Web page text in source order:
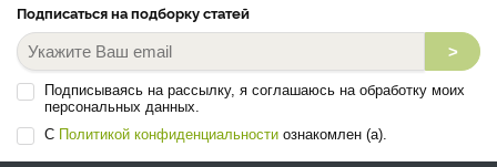
Подписаться на подборку статей
>
Подписываясь на рассылку, я соглашаюсь на обработку моих
персональных данных.
С Политикой конфиденциальности ознакомлен (а).